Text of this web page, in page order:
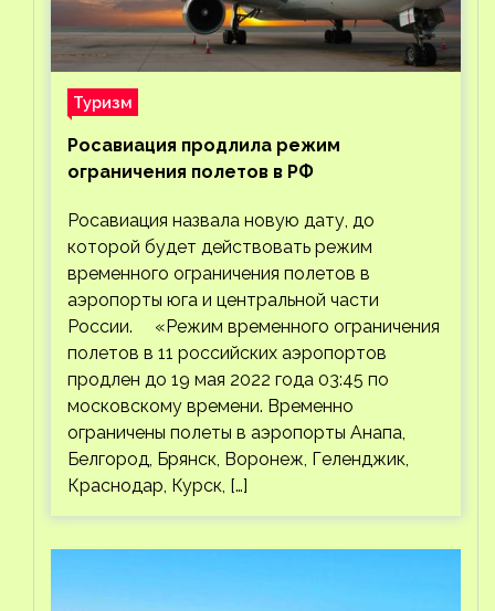
Туризм
Росавиация продлила режим
ограничения полетов в РФ
Росавиация назвала новую дату, до
которой будет действовать режим
временного ограничения полетов в
аэропорты юга и центральной части
России. «Режим временного ограничения
полетов в 11 российских аэропортов
продлен до 19 мая 2022 года 03:45 по
московскому времени. Временно
ограничены полеты в аэропорты Анапа,
Белгород, Брянск, Воронеж, Геленджик,
Краснодар, Курск, […]